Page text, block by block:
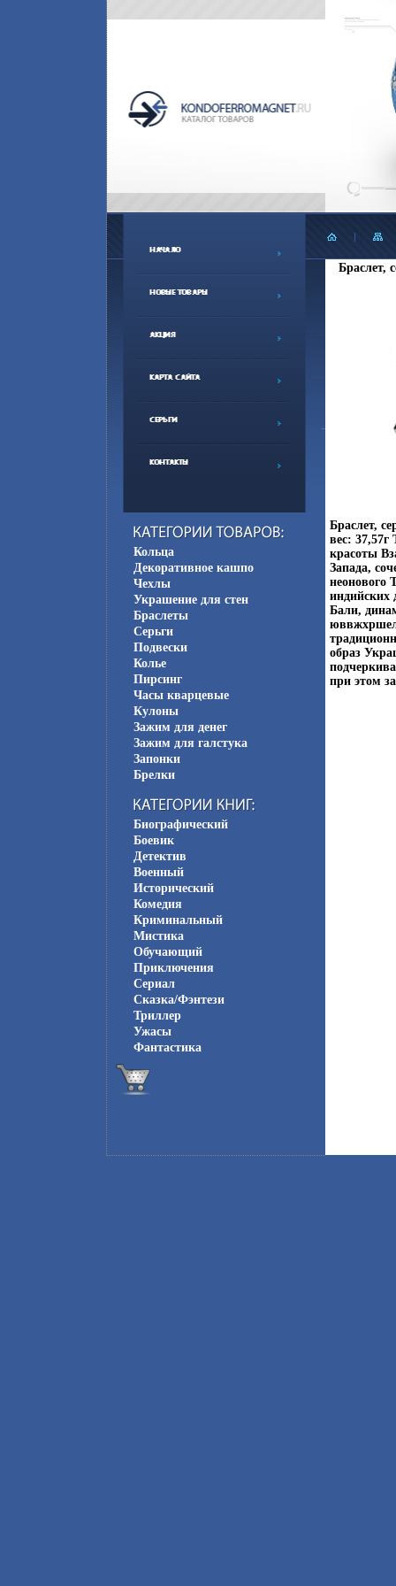
Кольца
Декоративное кашпо
Чехлы
Украшение для стен
Браслеты
Серьги
Подвески
Колье
Пирсинг
Часы кварцевые
Кулоны
Зажим для денег
Зажим для галстука
Запонки
Брелки
Биографический
Боевик
Детектив
Военный
Исторический
Комедия
Криминальный
Мистика
Обучающий
Приключения
Сериал
Сказка/Фэнтези
Триллер
Ужасы
Фантастика
Браслет,
Браслет,
вес:
красоты
Запада,
неонового
индийских
Бали,
образ
при этом